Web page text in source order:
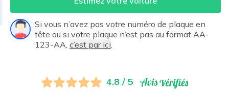
Si vous n’avez pas votre numéro de plaque en
tête ou si votre plaque n’est pas au format AA-
123-AA, c’est par ici
4.8 / 5